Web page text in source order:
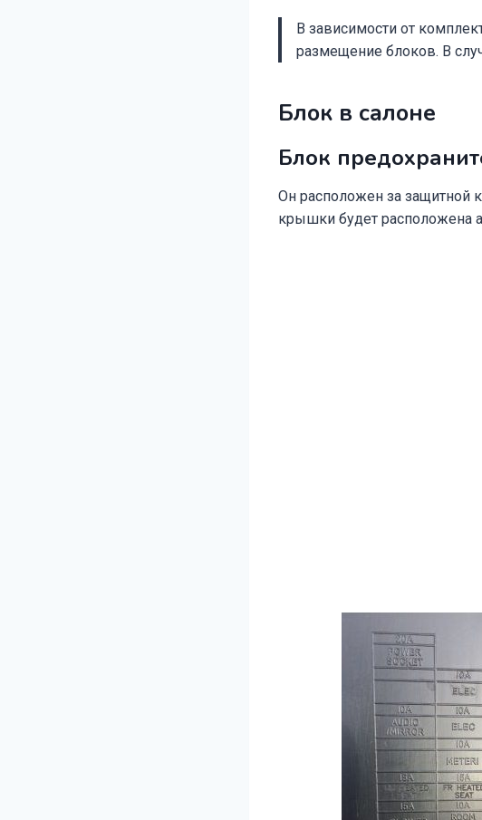
В зависимости от
размещение блоков. В
Блок в салоне
Блок
Он расположен за защитной
крышки будет расположена